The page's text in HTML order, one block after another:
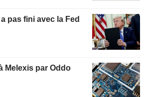
pas fini avec la Fed
Melexis par Oddo